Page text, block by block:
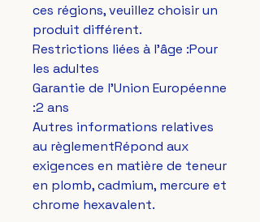
ces régions, veuillez choisir un
produit différent.
Restrictions liées à l'âge :Pour
les adultes
Garantie de l'Union Européenne
:2 ans
Autres informations relatives
au règlementRépond aux
exigences en matière de teneur
en plomb, cadmium, mercure et
chrome hexavalent.